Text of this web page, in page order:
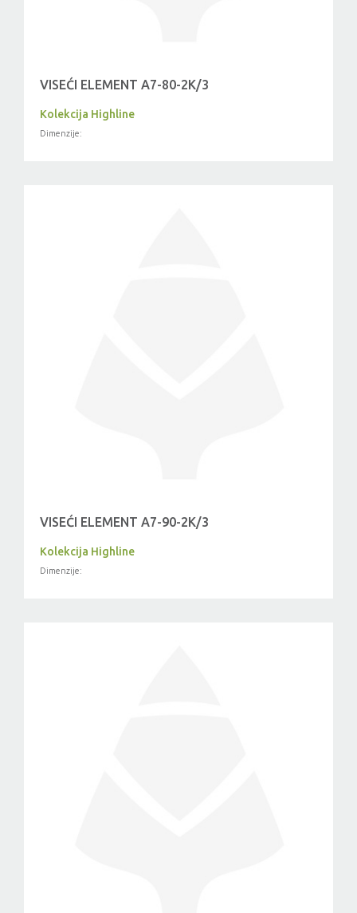
VISEĆI ELEMENT A7-80-2K/3
Kolekcija Highline
Dimenzije:
VISEĆI ELEMENT A7-90-2K/3
Kolekcija Highline
Dimenzije: